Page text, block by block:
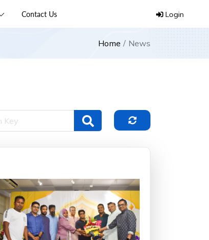
Contact Us Login
Home News